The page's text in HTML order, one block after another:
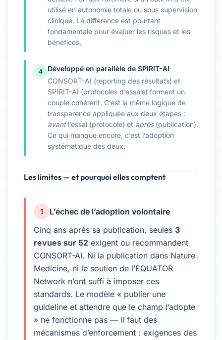
utilisé en autonomie totale ou sous supervision
clinique. La différence est pourtant
fondamentale pour évaluer les risques et les
bénéfices.
4
Développé en parallèle de SPIRIT-AI
CONSORT-AI (reporting des résultats) et
SPIRIT-AI (protocoles d’essais) forment un
couple cohérent. C’est la même logique de
transparence appliquée aux deux étapes :
avantl’essai (protocole) et après(publication).
Ce qui manque encore, c’est l’adoption
systématique des deux.
Les limites — et pourquoi elles comptent
1
L’échec de l’adoption volontaire
Cinq ans après sa publication, seules 3
revues sur 52 exigent ou recommandent
CONSORT-AI. Ni la publication dans Nature
Medicine, ni le soutien de l’EQUATOR
Network n’ont suffi à imposer ces
standards. Le modèle « publier une
guideline et attendre que le champ l’adopte
» ne fonctionne pas — il faut des
mécanismes d’enforcement : exigences des